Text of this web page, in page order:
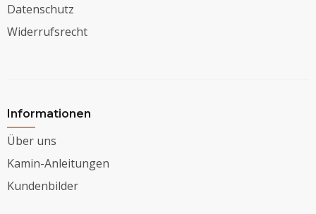
Datenschutz
Widerrufsrecht
Informationen
Über uns
Kamin-Anleitungen
Kundenbilder